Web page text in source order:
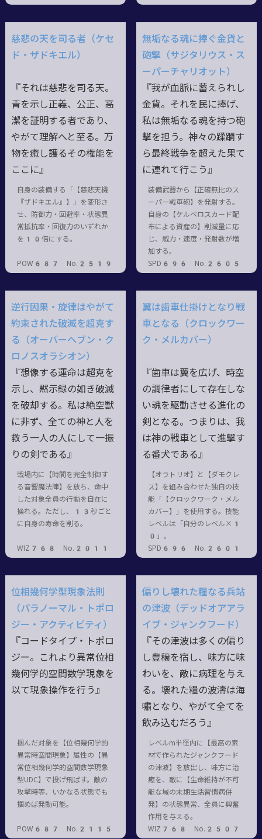
慈悲の天を司る者（ケセ
ド・ザドキエル）
『それは慈悲を司る天。
青を示し正義、公正、高
潔を証明する者であり、
やがて理解へと至る。万
物を癒し護るその権能を
ここに』
自身の装備する「【慈悲天機
『ザドキエル』】」を変形さ
せ、防御力・回避率・状態異
常抵抗率・回復力のいずれか
を10倍にする。
POW687 No.2519
無垢なる魂に捧ぐ金貨と
砲撃（サジタリウス・ス
ーパーチャリオット）
『我が血脈に蓄えられし
金貨。それを民に捧げ、
私は無垢なる魂を持つ砲
撃を担う。神々の蹂躙す
ら最終戦争を超えた果て
に連れて行こう』
装備武器から【正確無比のス
ーパー戦車砲】を発射する。
自身の【ケルベロスカード配
布による資産の】削減量に応
じ、威力・速度・発射数が増
加する。
SPD696 No.2605
逆行因果・旋律はやがて
約束された破滅を超克す
る（オーバーヘブン・ク
ロノスオラシオン）
『想像する運命は超克を
示し、黙示録の如き破滅
を破却する。私は絶空獣
に非ず、全ての神と人を
救う一人の人にして一振
りの剣である』
戦場内に【時間を完全制御す
る音響魔法陣】を放ち、命中
した対象全員の行動を自在に
操れる。ただし、13秒ごと
に自身の寿命を削る。
WIZ768 No.2011
翼は歯車仕掛けとなり戦
車となる（クロックワー
ク・メルカバー）
『歯車は翼を広げ、時空
の調律者にして存在しな
い魂を駆動させる進化の
剣となる。つまりは、我
は神の戦車として進撃す
る番犬である』
【オラトリオ】と【ダモクレ
ス】を組み合わせた独自の技
能「【クロックワーク・メル
カバー】」を使用する。技能
レベルは「自分のレベル×1
0」。
SPD696 No.2601
位相幾何学型現象法則
（パラノーマル・トポロ
ジー・アクティビティ）
『コードタイプ・トポロ
ジー。これより異常位相
幾何学的空間数学現象を
以て現象操作を行う』
掴んだ対象を【位相幾何学的
異常時空間現象】属性の【異
常位相幾何学的空間数学現象
型UDC】で投げ飛ばす。敵の
攻撃時等、いかなる状態でも
掴めば発動可能。
POW687 No.2115
偏りし壊れた糧なる兵站
の津波（デッドオアアラ
イブ・ジャンクフード）
『その津波は多くの偏り
し豊穣を宿し、味方に味
わいを、敵に病理を与え
る。壊れた糧の波濤は海
嘯となり、やがて全てを
飲み込むだろう』
レベルm半径内に【最高の素
材で作られたジャンクフード
の津波】を放出し、味方に治
癒を、敵に【生命維持が不可
能な域の末期生活習慣病併
発】の状態異常、全員に興奮
作用を与える。
WIZ768 No.2507